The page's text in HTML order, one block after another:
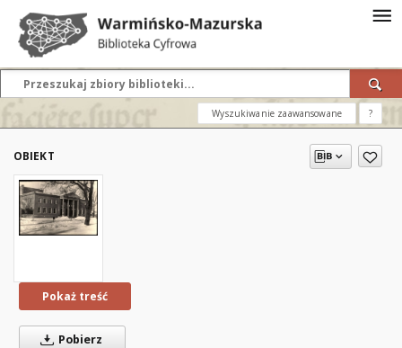
Wyszukiwanie zaawansowane ?
OBIEKT
Pokaż treść
Pobierz